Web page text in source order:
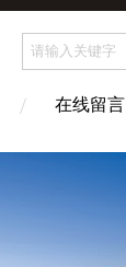
在线留言